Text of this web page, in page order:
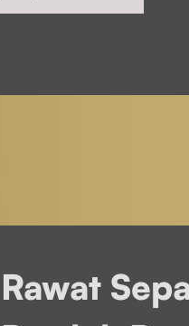
Rawat